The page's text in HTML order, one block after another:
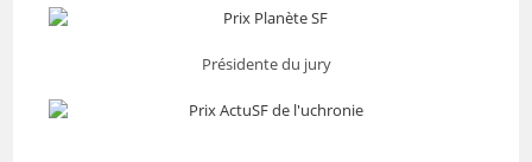
Présidente du jury